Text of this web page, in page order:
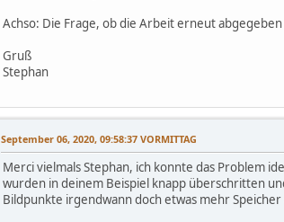
Achso: Die Frage, ob die Arbeit erneut
Gruß
Stephan
September 06, 2020, 09:58:37 VORMITTAG
Merci vielmals Stephan, ich konnte das Problem
wurden in deinem Beispiel knapp überschritten
Bildpunkte irgendwann doch etwas mehr